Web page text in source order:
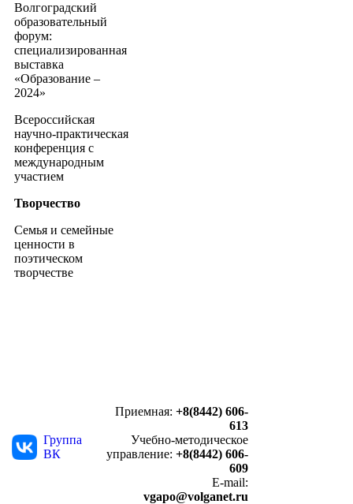
Волгоградский
образовательный
форум:
специализированная
выставка
«Образование –
2024»
Всероссийская
научно-практическая
конференция с
международным
участием
Творчество
Семья и семейные
ценности в
поэтическом
творчестве
Группа
ВК
Приемная: +8(8442) 606-
613
Учебно-методическое
управление: +8(8442) 606-
609
E-mail:
vgapo@volganet.ru